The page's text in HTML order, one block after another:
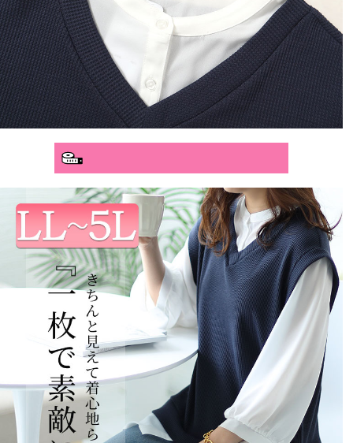
分かりやすいサイズガイド>>